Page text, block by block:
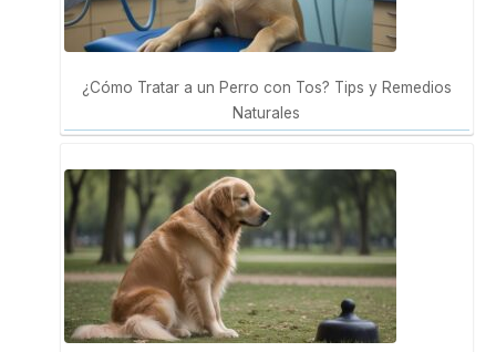
¿Cómo Tratar a un Perro con Tos? Tips y Remedios
Naturales